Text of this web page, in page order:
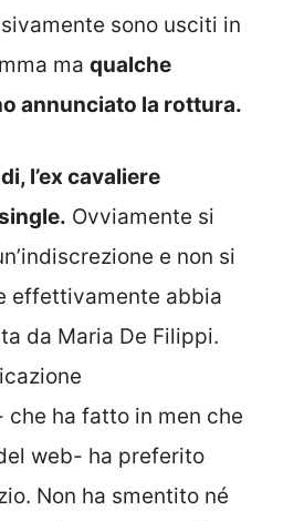
sono usciti in
ma qualche
annunciato la rottura.
l’ex cavaliere
Ovviamente si
e non si
effettivamente abbia
da Maria De Filippi.
che ha fatto in men che
web- ha preferito
Non ha smentito né